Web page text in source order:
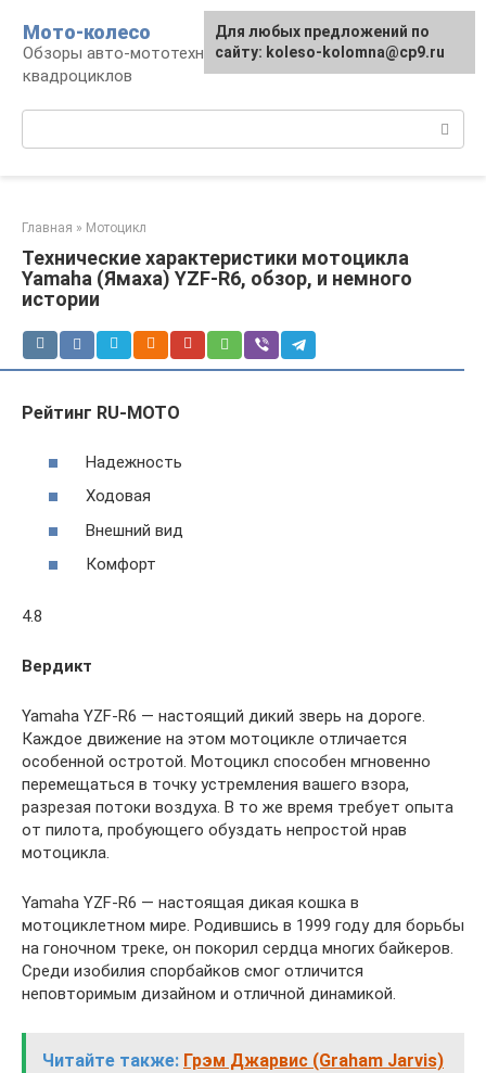
контенту
Мото-колесо
Обзоры авто-мототехники, снегоходов,
квадроциклов
Главная » Мотоцикл
Технические характеристики мотоцикла
Yamaha (Ямаха) YZF-R6, обзор, и немного
истории
Рейтинг RU-MOTO
Надежность
Ходовая
Внешний вид
Комфорт
4.8
Вердикт
Yamaha YZF-R6 — настоящий дикий зверь на дороге.
Каждое движение на этом мотоцикле отличается
особенной остротой. Мотоцикл способен мгновенно
перемещаться в точку устремления вашего взора,
разрезая потоки воздуха. В то же время требует опыта
от пилота, пробующего обуздать непростой нрав
мотоцикла.
Yamaha YZF-R6 — настоящая дикая кошка в
мотоциклетном мире. Родившись в 1999 году для борьбы
на гоночном треке, он покорил сердца многих байкеров.
Среди изобилия спорбайков смог отличится
неповторимым дизайном и отличной динамикой.
Читайте также: Грэм Джарвис (Graham Jarvis)
Для любых предложений по
сайту: koleso-kolomna@cp9.ru